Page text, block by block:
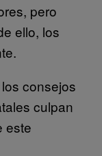
pero
ello, los
consejos
culpan
este